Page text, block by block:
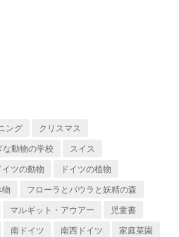
ング
クリスマス
動物の学校
スイス
イツの動物
ドイツの植物
物
フローラとパウラと妖精の森
マルギット・アウアー
児童書
南ドイツ 南西ドイツ
家庭菜園